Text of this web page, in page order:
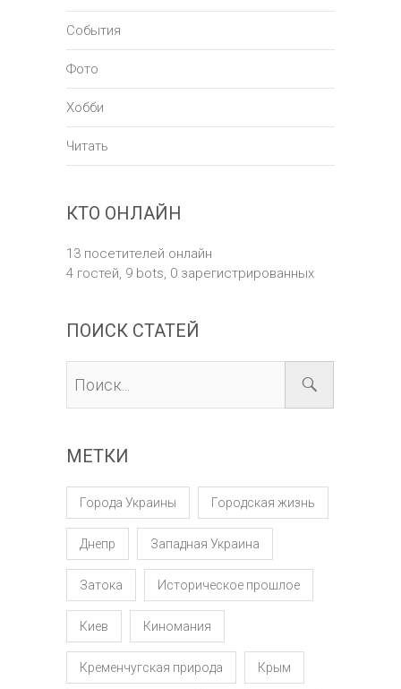
События
Фото
Хобби
Читать
КТО ОНЛАЙН
13 посетителей онлайн
4 гостей, 9 bots, 0 зарегистрированных
ПОИСК СТАТЕЙ
МЕТКИ
Города Украины Городская жизнь
Днепр Западная Украина
Затока Историческое прошлое
Киев Киномания
Кременчугская природа Крым